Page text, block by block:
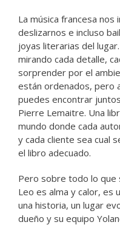
La música francesa nos
deslizarnos e incluso
joyas literarias del
mirando cada detalle,
sorprender por el
están ordenados, pero
puedes encontrar
Pierre Lemaitre. Una
mundo donde cada
y cada cliente sea cual
el libro adecuado.
Pero sobre todo lo que
Leo es alma y calor, es
una historia, un lugar
dueño y su equipo